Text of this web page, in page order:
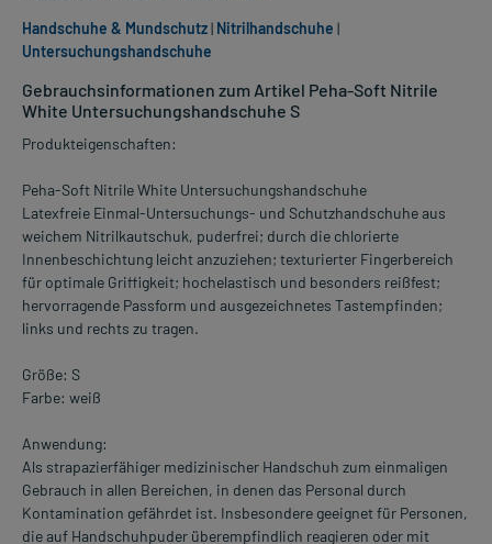
Gebrauchsinformationen zum Artikel Peha-Soft Nitrile
White Untersuchungshandschuhe S
Produkteigenschaften:
Peha-Soft Nitrile White Untersuchungshandschuhe
Latexfreie Einmal-Untersuchungs- und Schutzhandschuhe aus
weichem Nitrilkautschuk, puderfrei; durch die chlorierte
Innenbeschichtung leicht anzuziehen; texturierter Fingerbereich
für optimale Griffigkeit; hochelastisch und besonders reißfest;
hervorragende Passform und ausgezeichnetes Tastempfinden;
links und rechts zu tragen.
Größe: S
Farbe: weiß
Anwendung:
Als strapazierfähiger medizinischer Handschuh zum einmaligen
Gebrauch in allen Bereichen, in denen das Personal durch
Kontamination gefährdet ist. Insbesondere geeignet für Personen,
die auf Handschuhpuder überempfindlich reagieren oder mit
Handschuhe & Mundschutz| Nitrilhandschuhe |
Untersuchungshandschuhe